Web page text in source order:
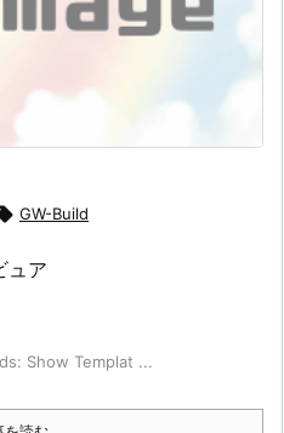
GW-Build
ュア
Show Templat ...